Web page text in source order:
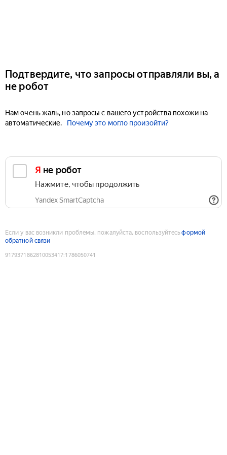
Подтвердите, что запросы отправляли вы, а
не робот
Нам очень жаль, но запросы с вашего устройства похожи на
автоматические.
Почему это могло произойти?
Я не робот
Нажмите, чтобы продолжить
Yandex SmartCaptcha
Если у вас возникли проблемы, пожалуйста, воспользуйтесьформой
обратной связи
9179371862810053417:1786050741